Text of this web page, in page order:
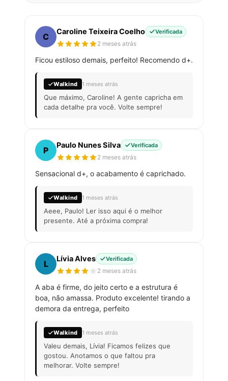
C
Caroline Teixeira Coelho Verificada
2 meses atrás
Ficou estiloso demais, perfeito! Recomendo d+.
Walkind 1 meses atrás
Que máximo, Caroline! A gente capricha em
cada detalhe pra você. Volte sempre!
P
Paulo Nunes Silva Verificada
2 meses atrás
Sensacional d+, o acabamento é caprichado.
Walkind 1 meses atrás
Aeee, Paulo! Ler isso aqui é o melhor
presente. Até a próxima compra!
L
Lívia Alves Verificada
2 meses atrás
A aba é firme, do jeito certo e a estrutura é
boa, não amassa. Produto excelente! tirando a
demora da entrega, perfeito
Walkind 1 meses atrás
Valeu demais, Lívia! Ficamos felizes que
gostou. Anotamos o que faltou pra
melhorar. Volte sempre!